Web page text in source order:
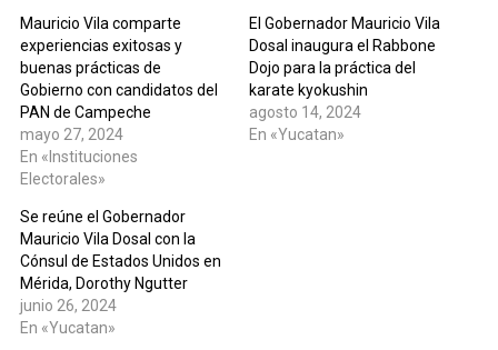
Mauricio Vila comparte
experiencias exitosas y
buenas prácticas de
Gobierno con candidatos del
PAN de Campeche
mayo 27, 2024
En «Instituciones
Electorales»
El Gobernador Mauricio Vila
Dosal inaugura el Rabbone
Dojo para la práctica del
karate kyokushin
agosto 14, 2024
En «Yucatan»
Se reúne el Gobernador
Mauricio Vila Dosal con la
Cónsul de Estados Unidos en
Mérida, Dorothy Ngutter
junio 26, 2024
En «Yucatan»